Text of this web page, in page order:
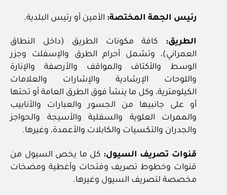
رئيس الجهة المختصة: الأمين أو رئيس البلدية.
الطريق: كافة مكونات الطريق (داخل النطاق
العمراني)، وتشمل أحرام الطرق والإسفلت وجزر
الوسط والأكتاف والمواقف والأرصفة والإنارة
واللوحات الإرشادية والإشارات والعلامات
الكيلومترية، وكل ما ينشأ فوق الطرق العامة أو تحتها
أو على جانبيها من الجسور والعبارات والأنابيب
والممرات العلوية والسفلية والأسيجة والحواجز
والجدران والتكسيات والكابلات والأعمدة، وغيرها.
قنوات تصريف السيول: كل ما يخص السيول من
قنوات وخطوط تصريف وفتحات وأغطية ومضخات
مخصصة لتصريف السيول وغيرها.